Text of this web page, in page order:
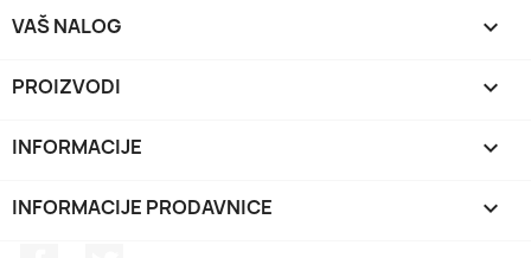
VAŠ NALOG 
PROIZVODI 
INFORMACIJE 
INFORMACIJE PRODAVNICE keyboard_arrow_down